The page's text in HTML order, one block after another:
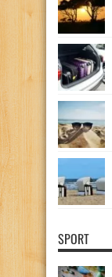
SPORT